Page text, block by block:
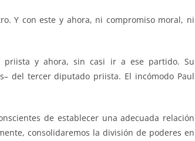
Y con este y ahora, ni compromiso moral, ni
priista y ahora, sin casi ir a ese partido. Su
del tercer diputado priista. El incómodo Paul
de establecer una adecuada relación
consolidaremos la división de poderes en